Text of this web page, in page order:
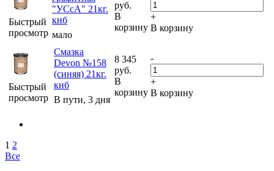
Быстрый
просмотр
"УСсА" 21кг.
кнб
мало
руб.
В
корзину
+
В корзину
Быстрый
просмотр
Смазка
Devon №158
(синяя) 21кг.
кнб
В пути, 3 дня
8 345
руб.
В
корзину
-
+
В корзину
1 2
Все